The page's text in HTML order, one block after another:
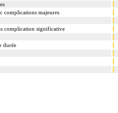
complications majeures
complication significative
durée